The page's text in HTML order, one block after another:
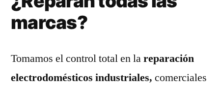
marcas?
Tomamos el control total en lareparación
electrodomésticos industriales, comerciales